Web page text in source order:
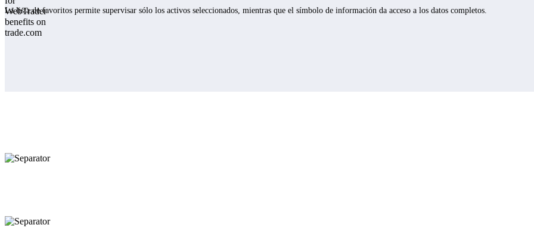
La lista de favoritos permite supervisar sólo los activos seleccionados, mientras que el símbolo de información da acceso a los datos completos.